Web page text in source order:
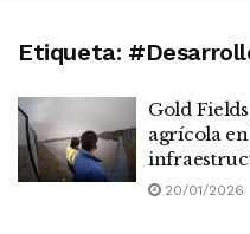
Etiqueta:
Gold
agrícola
20/01/2026